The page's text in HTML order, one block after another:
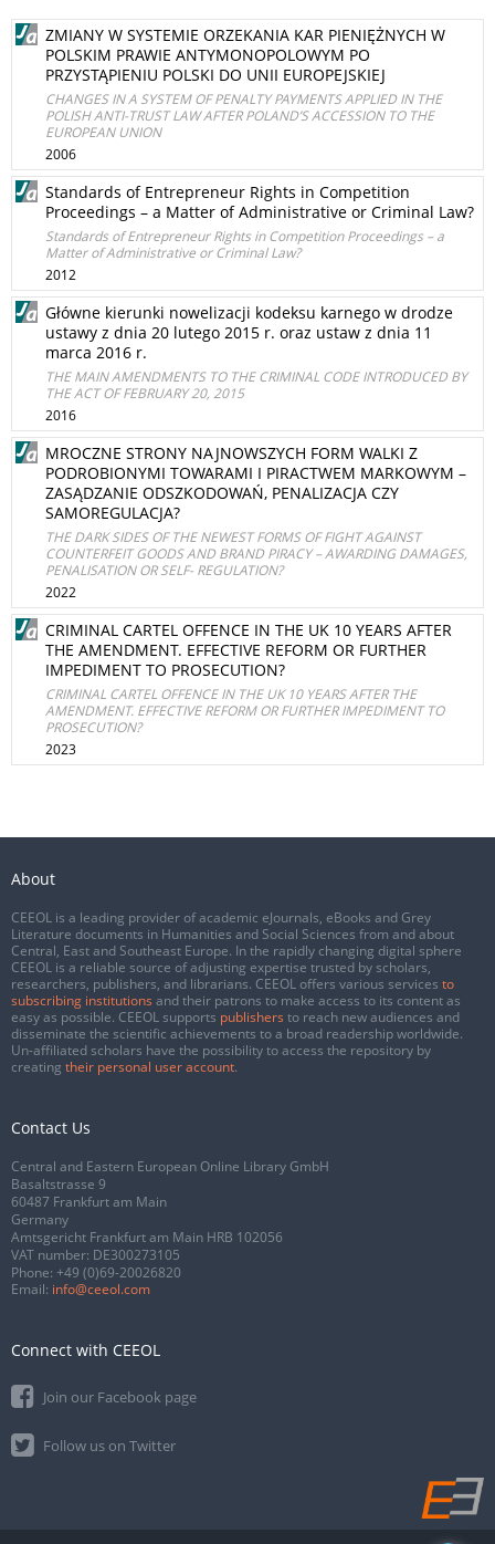
ZMIANY W SYSTEMIE ORZEKANIA KAR PIENIĘŻNYCH W
POLSKIM PRAWIE ANTYMONOPOLOWYM PO
PRZYSTĄPIENIU POLSKI DO UNII EUROPEJSKIEJ
CHANGES IN A SYSTEM OF PENALTY PAYMENTS APPLIED IN THE
POLISH ANTI-TRUST LAW AFTER POLAND’S ACCESSION TO THE
EUROPEAN UNION
2006
Standards of Entrepreneur Rights in Competition
Proceedings – a Matter of Administrative or Criminal Law?
Standards of Entrepreneur Rights in Competition Proceedings – a
Matter of Administrative or Criminal Law?
2012
Główne kierunki nowelizacji kodeksu karnego w drodze
ustawy z dnia 20 lutego 2015 r. oraz ustaw z dnia 11
marca 2016 r.
THE MAIN AMENDMENTS TO THE CRIMINAL CODE INTRODUCED BY
THE ACT OF FEBRUARY 20, 2015
2016
MROCZNE STRONY NAJNOWSZYCH FORM WALKI Z
PODROBIONYMI TOWARAMI I PIRACTWEM MARKOWYM –
ZASĄDZANIE ODSZKODOWAŃ, PENALIZACJA CZY
SAMOREGULACJA?
THE DARK SIDES OF THE NEWEST FORMS OF FIGHT AGAINST
COUNTERFEIT GOODS AND BRAND PIRACY – AWARDING DAMAGES,
PENALISATION OR SELF- REGULATION?
2022
CRIMINAL CARTEL OFFENCE IN THE UK 10 YEARS AFTER
THE AMENDMENT. EFFECTIVE REFORM OR FURTHER
IMPEDIMENT TO PROSECUTION?
CRIMINAL CARTEL OFFENCE IN THE UK 10 YEARS AFTER THE
AMENDMENT. EFFECTIVE REFORM OR FURTHER IMPEDIMENT TO
PROSECUTION?
2023
About
CEEOL is a leading provider of academic eJournals, eBooks and Grey
Literature documents in Humanities and Social Sciences from and about
Central, East and Southeast Europe. In the rapidly changing digital sphere
CEEOL is a reliable source of adjusting expertise trusted by scholars,
researchers, publishers, and librarians. CEEOL offers various services to
subscribing institutions and their patrons to make access to its content as
easy as possible. CEEOL supports publishers to reach new audiences and
disseminate the scientific achievements to a broad readership worldwide.
Un-affiliated scholars have the possibility to access the repository by
creating their personal user account.
Contact Us
Central and Eastern European Online Library GmbH
Basaltstrasse 9
60487 Frankfurt am Main
Germany
Amtsgericht Frankfurt am Main HRB 102056
VAT number: DE300273105
Phone: +49 (0)69-20026820
Email: info@ceeol.com
Connect with CEEOL
Join our Facebook page
Follow us on Twitter